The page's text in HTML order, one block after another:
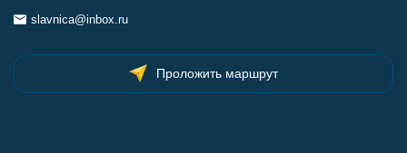
slavnica@inbox.ru
Проложить маршрут